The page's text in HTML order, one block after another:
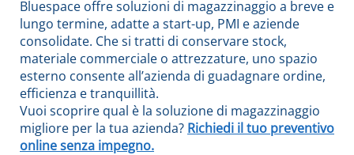
Bluespace offre soluzioni di magazzinaggio a breve e
lungo termine, adatte a start-up, PMI e aziende
consolidate. Che si tratti di conservare stock,
materiale commerciale o attrezzature, uno spazio
esterno consente all’azienda di guadagnare ordine,
efficienza e tranquillità.
Vuoi scoprire qual è la soluzione di magazzinaggio
migliore per la tua azienda? Richiedi il tuo preventivo
online senza impegno.